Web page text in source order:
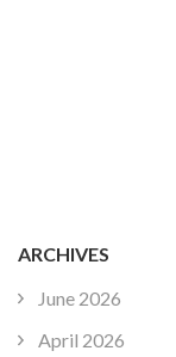
ARCHIVES
June 2026
April 2026